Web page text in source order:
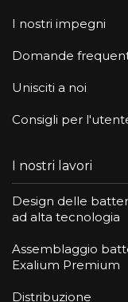
I nostri impegni
Domande
Unisciti a noi
Consigli per
I nostri lavori
Design delle
ad alta tecnologia
Assemblaggio
Exalium Premium
Distribuzione